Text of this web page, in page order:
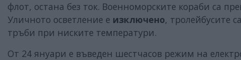
флот, остана без ток. Военноморските кораби са
Уличното осветление е изключено, тролейбусите
тръби при ниските температури.
От 24 януари е въведен шестчасов режим на